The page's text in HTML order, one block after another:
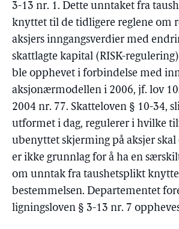
3-13 nr. 1. Dette unntaket fra
knyttet til de tidligere reglene om
aksjers inngangsverdier med
skattlagte kapital (RISK-
ble opphevet i forbindelse med
aksjonærmodellen i 2006, jf. lov
2004 nr. 77. Skatteloven § 10-34,
utformet i dag, regulerer i hvilke
ubenyttet skjerming på aksjer skal
er ikke grunnlag for å ha en
om unntak fra taushetsplikt
bestemmelsen. Departementet
ligningsloven § 3-13 nr. 7